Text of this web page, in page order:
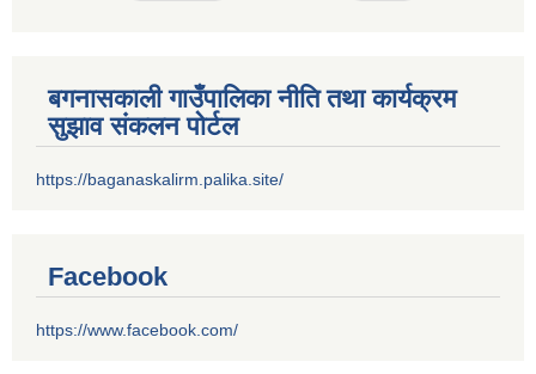
बगनासकाली गाउँपालिका नीति तथा कार्यक्रम
सुझाव संकलन पोर्टल
https://baganaskalirm.palika.site/
Facebook
https://www.facebook.com/